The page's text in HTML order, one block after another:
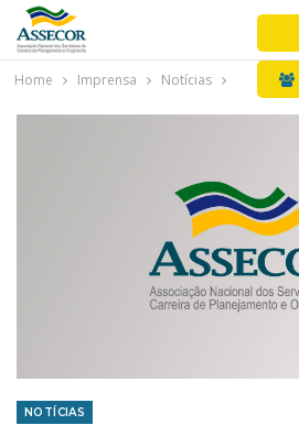
Home Imprensa Notícias
NOTÍCIAS